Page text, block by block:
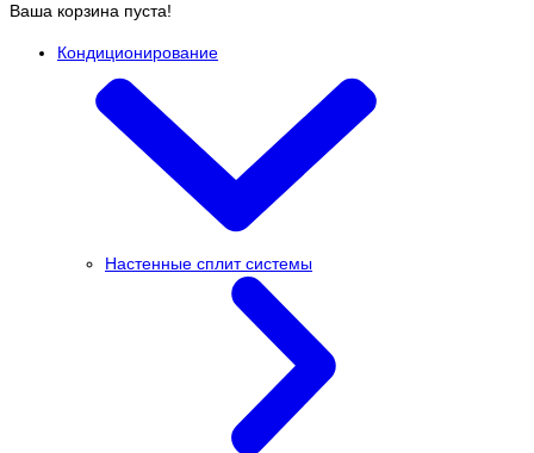
Ваша корзина пуста!
Кондиционирование
Настенные сплит системы